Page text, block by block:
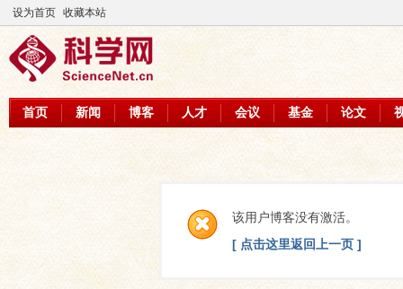
设为首页 收藏本站
首页 新闻 博客 人才 会议 基金 论文
该用户博客没有激活。
[ 点击这里返回上一页 ]